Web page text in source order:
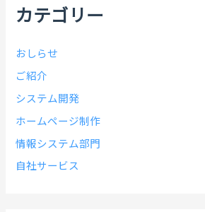
カテゴリー
おしらせ
ご紹介
システム開発
ホームページ制作
情報システム部門
自社サービス